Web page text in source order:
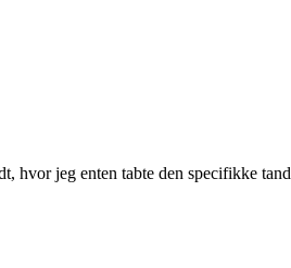
hvor jeg enten tabte den specifikke